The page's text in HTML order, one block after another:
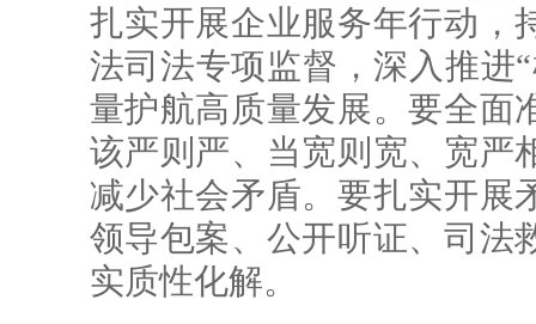
扎实开展企业服务年行动，
法司法专项监督，深入推进
量护航高质量发展。要全面
该严则严、当宽则宽、宽严
减少社会矛盾。要扎实开展
领导包案、公开听证、司法
实质性化解。